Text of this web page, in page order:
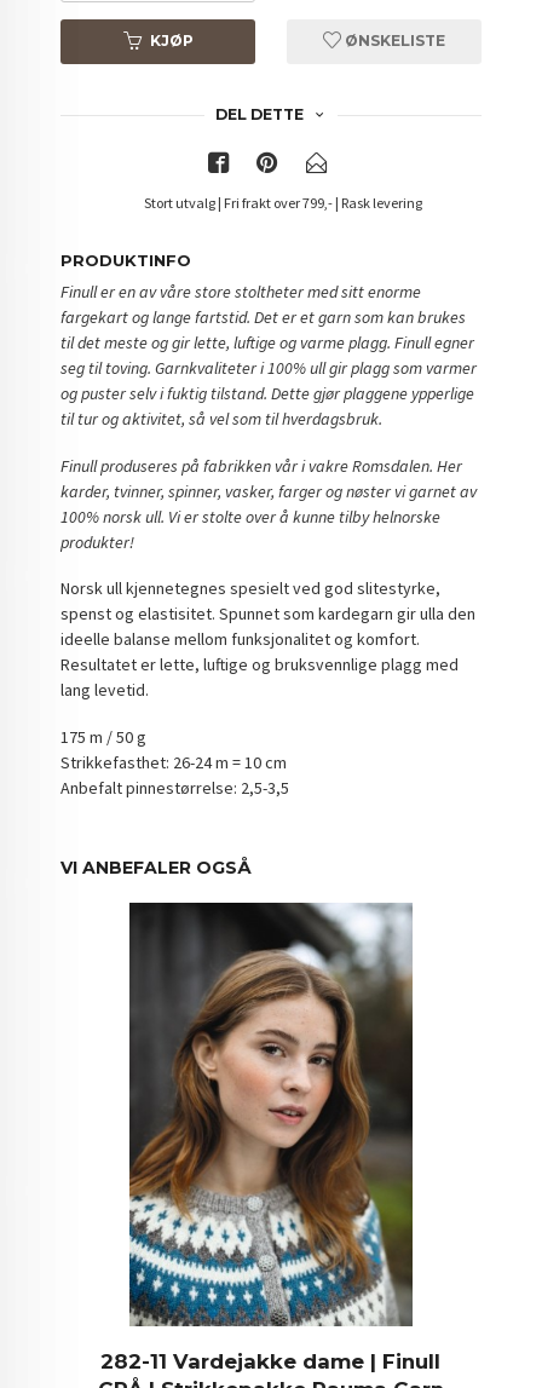
KJØP ØNSKELISTE
DEL DETTE
Stort utvalg | Fri frakt over 799,- | Rask levering
PRODUKTINFO
Finull er en av våre store stoltheter med sitt enorme
fargekart og lange fartstid. Det er et garn som kan brukes
til det meste og gir lette, luftige og varme plagg. Finull egner
seg til toving. Garnkvaliteter i 100% ull gir plagg som varmer
og puster selv i fuktig tilstand. Dette gjør plaggene ypperlige
til tur og aktivitet, så vel som til hverdagsbruk.
Finull produseres på fabrikken vår i vakre Romsdalen. Her
karder, tvinner, spinner, vasker, farger og nøster vi garnet av
100% norsk ull. Vi er stolte over å kunne tilby helnorske
produkter!
Norsk ull kjennetegnes spesielt ved god slitestyrke,
spenst og elastisitet. Spunnet som kardegarn gir ulla den
ideelle balanse mellom funksjonalitet og komfort.
Resultatet er lette, luftige og bruksvennlige plagg med
lang levetid.
175 m / 50 g
Strikkefasthet: 26-24 m = 10 cm
Anbefalt pinnestørrelse: 2,5-3,5
VI ANBEFALER OGSÅ
282-11 Vardejakke dame | Finull